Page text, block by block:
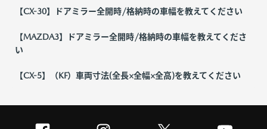
【CX-30】ドアミラー全開時/格納時の車幅を教えてください
【MAZDA3】ドアミラー全開時/格納時の車幅を教えてくださ
い
【CX-5】（KF）車両寸法(全長×全幅×全高)を教えてください